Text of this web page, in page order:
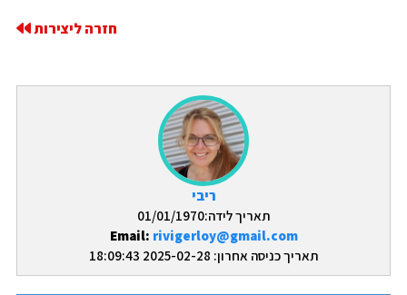
ריבי
תאריך לידה:01/01/1970
Email: rivigerloy@gmail.com
תאריך כניסה אחרון: 2025-02-28 18:09:43
חזרה ליצירות